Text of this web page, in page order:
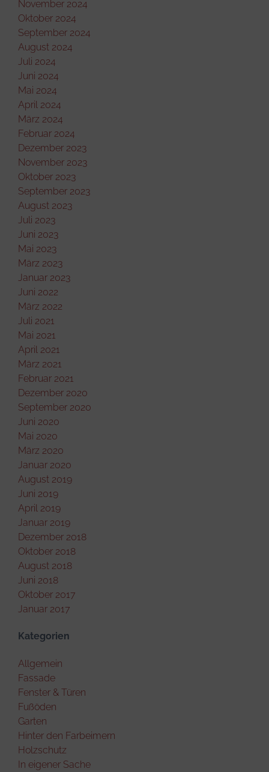
November 2024
Oktober 2024
September 2024
August 2024
Juli 2024
Juni 2024
Mai 2024
April 2024
März 2024
Februar 2024
Dezember 2023
November 2023
Oktober 2023
September 2023
August 2023
Juli 2023
Juni 2023
Mai 2023
März 2023
Januar 2023
Juni 2022
März 2022
Juli 2021
Mai 2021
April 2021
März 2021
Februar 2021
Dezember 2020
September 2020
Juni 2020
Mai 2020
März 2020
Januar 2020
August 2019
Juni 2019
April 2019
Januar 2019
Dezember 2018
Oktober 2018
August 2018
Juni 2018
Oktober 2017
Januar 2017
Kategorien
Allgemein
Fassade
Fenster & Türen
Fußöden
Garten
Hinter den Farbeimern
Holzschutz
In eigener Sache